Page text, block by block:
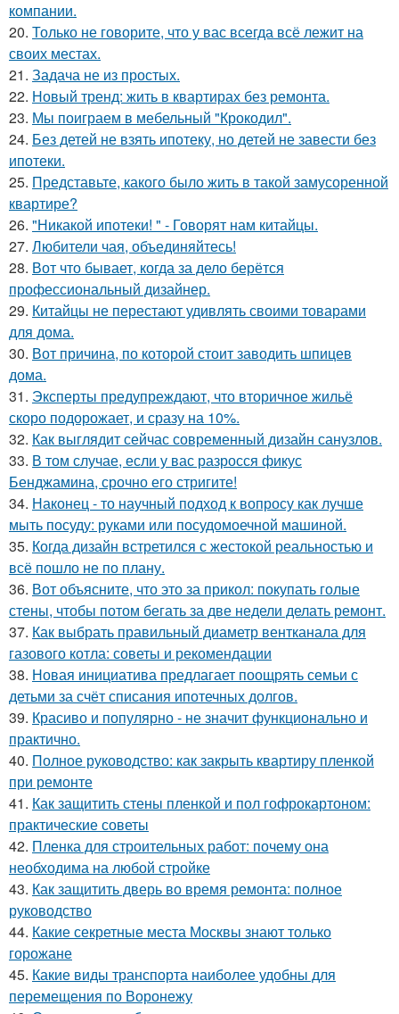
компании.
20. Только не говорите, что у вас всегда всё лежит на
своих местах.
21. Задача не из простых.
22. Новый тренд: жить в квартирах без ремонта.
23. Мы поиграем в мебельный "Крокодил".
24. Без детей не взять ипотеку, но детей не завести без
ипотеки.
25. Представьте, какого было жить в такой замусоренной
квартире?
26. "Никакой ипотеки! " - Говорят нам китайцы.
27. Любители чая, объединяйтесь!
28. Вот что бывает, когда за дело берётся
профессиональный дизайнер.
29. Китайцы не перестают удивлять своими товарами
для дома.
30. Вот причина, по которой стоит заводить шпицев
дома.
31. Эксперты предупреждают, что вторичное жильё
скоро подорожает, и сразу на 10%.
32. Как выглядит сейчас современный дизайн санузлов.
33. В том случае, если у вас разросся фикус
Бенджамина, срочно его стригите!
34. Наконец - то научный подход к вопросу как лучше
мыть посуду: руками или посудомоечной машиной.
35. Когда дизайн встретился с жестокой реальностью и
всё пошло не по плану.
36. Вот объясните, что это за прикол: покупать голые
стены, чтобы потом бегать за две недели делать ремонт.
37. Как выбрать правильный диаметр вентканала для
газового котла: советы и рекомендации
38. Новая инициатива предлагает поощрять семьи с
детьми за счёт списания ипотечных долгов.
39. Красиво и популярно - не значит функционально и
практично.
40. Полное руководство: как закрыть квартиру пленкой
при ремонте
41. Как защитить стены пленкой и пол гофрокартоном:
практические советы
42. Пленка для строительных работ: почему она
необходима на любой стройке
43. Как защитить дверь во время ремонта: полное
руководство
44. Какие секретные места Москвы знают только
горожане
45. Какие виды транспорта наиболее удобны для
перемещения по Воронежу